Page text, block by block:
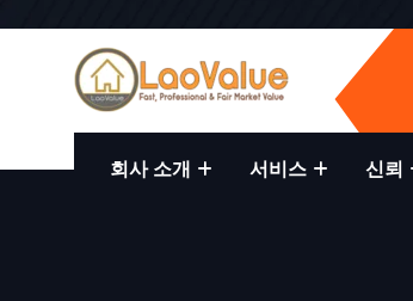
회사 소개 서비스 신뢰